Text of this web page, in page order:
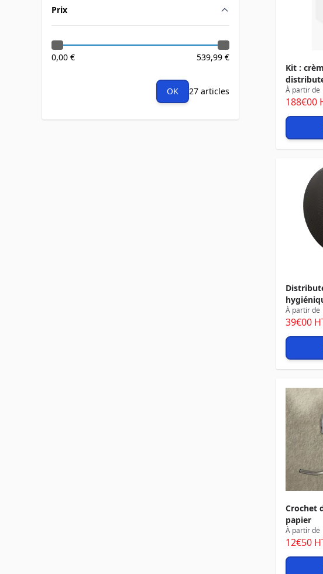
Prix
0,00 € 539,99 €
OK 27 articles
Kit :
À partir de
188€00
À partir de
39€00
Crochet
papier
À partir de
12€50